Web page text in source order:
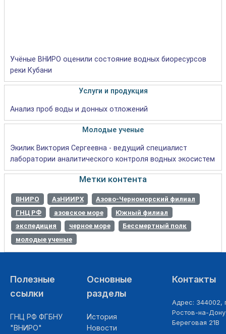
Учёные ВНИРО оценили состояние водных биоресурсов
реки Кубани
Услуги и продукция
Анализ проб воды и донных отложений
Молодые ученые
Экилик Виктория Сергеевна - ведущий специалист
лаборатории аналитического контроля водных экосистем
Метки контента
ВНИРО АзНИИРХ
Азово-Черноморский филиал
ГНЦ РФ
азовское море
Южный филиал
экспедиция
черное море
Бессмертный полк
молодые ученые
Полезные
ссылки
ГНЦ РФ ФГБНУ
"ВНИРО"
Основные
разделы
История
Новости
Контакты
Адрес: 344002,
Ростов-на-
Береговая 21В